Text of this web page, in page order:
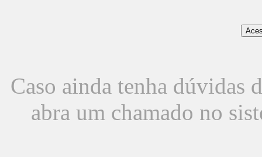
Caso ainda tenha dúvidas
abra um chamado no